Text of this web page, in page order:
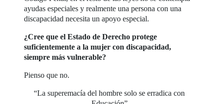
ayudas especiales y realmente una persona con una
discapacidad necesita un apoyo especial.
¿Cree que el Estado de Derecho protege
suficientemente a la mujer con discapacidad,
siempre más vulnerable?
Pienso que no.
“La superemacía del hombre solo se erradica con